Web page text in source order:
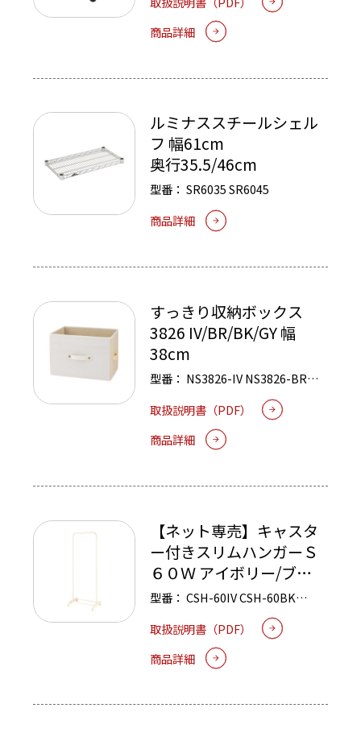
商品詳細
ルミナススチールシェル
フ 幅61cm
奥行35.5/46cm
型番：SR6035 SR6045
商品詳細
すっきり収納ボックス
3826 IV/BR/BK/GY 幅
38cm
型番： NS3826-IVNS3826-BR
NS3826-GY
取扱説明書（PDF）
商品詳細
【ネット専売】キャスタ
ー付きスリムハンガーＳ
６０Ｗ アイボリー/ブラ
ック/グレー
型番：CSH-60IVCSH-60BK
取扱説明書（PDF）
商品詳細